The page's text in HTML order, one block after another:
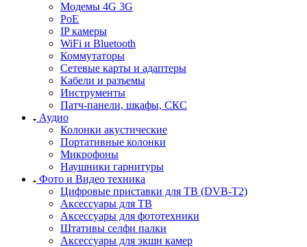
Модемы 4G 3G
PoE
IP камеры
WiFi и Bluetooth
Коммутаторы
Сетевые карты и адаптеры
Кабели и разъемы
Инструменты
Патч-панели, шкафы, СКС
Аудио
Колонки акустические
Портативные колонки
Микрофоны
Наушники гарнитуры
Фото и Видео техника
Цифровые приставки для ТВ (DVB-T2)
Аксессуары для ТВ
Аксессуары для фототехники
Штативы селфи палки
Аксессуары для экшн камер